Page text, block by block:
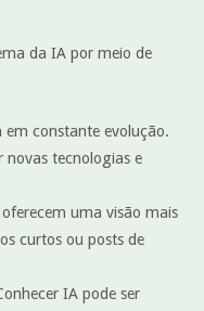
da IA por meio de
constante evolução.
novas tecnologias e
oferecem uma visão mais
curtos ou posts de
IA pode ser